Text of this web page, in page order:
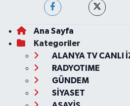
Ana Sayfa
Kategoriler
ALANYA TV CANLI
RADYOTIME
GÜNDEM
SİYASET